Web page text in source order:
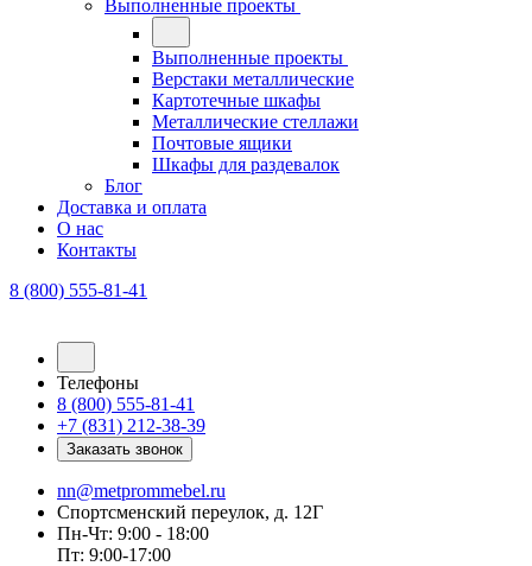
Выполненные проекты
Выполненные проекты
Верстаки металлические
Картотечные шкафы
Металлические стеллажи
Почтовые ящики
Шкафы для раздевалок
Блог
Доставка и оплата
О нас
Контакты
8 (800) 555-81-41
Телефоны
8 (800) 555-81-41
+7 (831) 212-38-39
Заказать звонок
nn@metprommebel.ru
Спортсменский переулок, д. 12Г
Пн-Чт: 9:00 - 18:00
Пт: 9:00-17:00